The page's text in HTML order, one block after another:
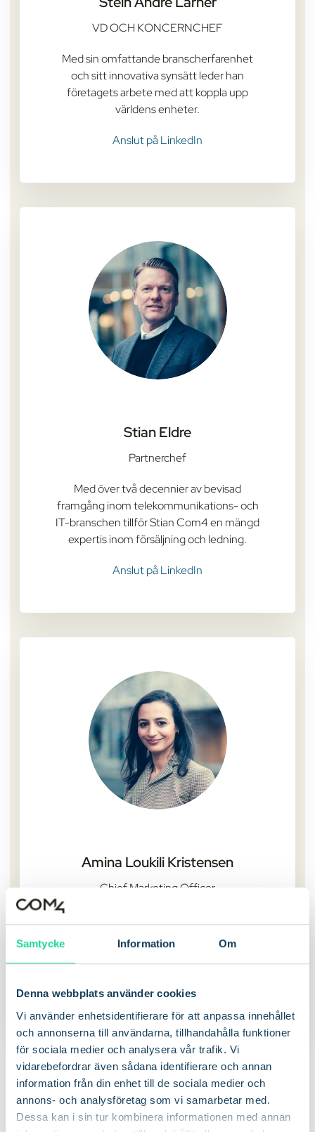
Samtycke Information Om
Denna webbplats använder cookies
Vi använder enhetsidentifierare för att anpassa innehållet
och annonserna till användarna, tillhandahålla funktioner
för sociala medier och analysera vår trafik. Vi
vidarebefordrar även sådana identifierare och annan
information från din enhet till de sociala medier och
annons- och analysföretag som vi samarbetar med.
Dessa kan i sin tur kombinera informationen med annan
VD OCH KONCERNCHEF
Med sin omfattande branscherfarenhet
och sitt innovativa synsätt leder han
företagets arbete med att koppla upp
världens enheter.
Anslut på LinkedIn
Stian Eldre
Partnerchef
Med över två decennier av bevisad
framgång inom telekommunikations- och
IT-branschen tillför Stian Com4 en mängd
expertis inom försäljning och ledning.
Anslut på LinkedIn
Amina Loukili Kristensen
Chief Marketing Officer
en bransch som utvecklas snabbt.
Medarbetarna på Com4